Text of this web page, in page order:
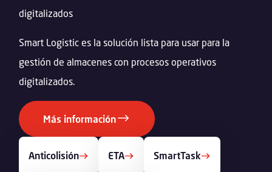
digitalizados
Smart Logistic es la solución lista para usar para la
gestión de almacenes con procesos operativos
digitalizados.
Más información
Anticolisión ETA SmartTask